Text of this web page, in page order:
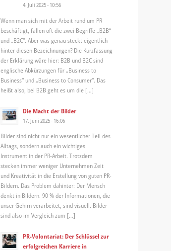
4. Juli 2025 - 10:56
Wenn man sich mit der Arbeit rund um PR
beschäftigt, fallen oft die zwei Begriffe „B2B“
und „B2C“. Aber was genau steckt eigentlich
hinter diesen Bezeichnungen? Die Kurzfassung
der Erklärung wäre hier: B2B und B2C sind
englische Abkürzungen für „Business to
Business“ und „Business to Consumer“. Das
heißt also, bei B2B geht es um die […]
Die Macht der Bilder
17. Juni 2025 - 16:06
Bilder sind nicht nur ein wesentlicher Teil des
Alltags, sondern auch ein wichtiges
Instrument in der PR-Arbeit. Trotzdem
stecken immer weniger Unternehmen Zeit
und Kreativität in die Erstellung von guten PR-
Bildern. Das Problem dahinter: Der Mensch
denkt in Bildern. 90 % der Informationen, die
unser Gehirn verarbeitet, sind visuell. Bilder
sind also im Vergleich zum […]
PR-Volontariat: Der Schlüssel zur
erfolgreichen Karriere in